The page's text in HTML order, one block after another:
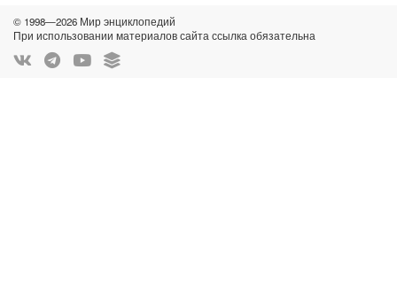
© 1998—2026 Мир энциклопедий
При использовании материалов сайта ссылка обязательна